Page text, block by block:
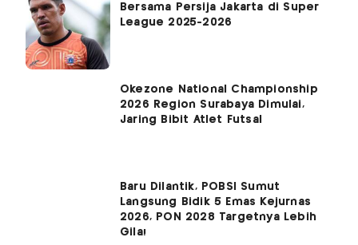
Bersama Persija Jakarta di Super
League 2025-2026
Okezone National Championship
2026 Region Surabaya Dimulai,
Jaring Bibit Atlet Futsal
Baru Dilantik, POBSI Sumut
Langsung Bidik 5 Emas Kejurnas
2026, PON 2028 Targetnya Lebih
Gila!